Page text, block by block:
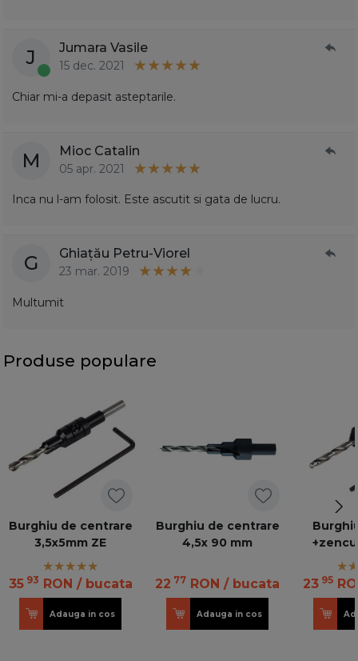
J Jumara Vasile
15 dec. 2021
Chiar mi-a depasit asteptarile.
M Mioc Catalin
05 apr. 2021
Inca nu l-am folosit. Este ascutit si gata de lucru.
G Ghiațău Petru-Viorel
23 mar. 2019
Multumit
Produse populare
Burghiu de centrare
3,5x5mm ZE
35 93 RON / bucata
Adauga in cos
Burghiu de centrare
4,5x 90 mm
22 77 RON / bucata
Adauga in cos
23 95